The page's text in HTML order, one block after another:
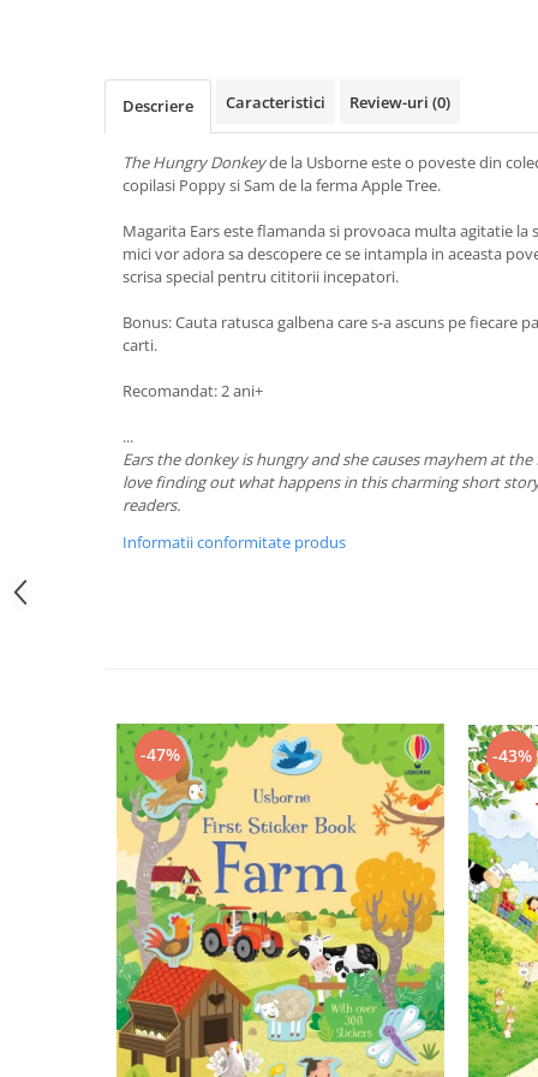
Descriere Caracteristici Review-uri (0)
The Hungry Donkeyde la Usborne este o poveste din
copilasi Poppy si Sam de la ferma Apple Tree.
Magarita Ears este flamanda si provoaca multa agitatie la
mici vor adora sa descopere ce se intampla in aceasta
scrisa special pentru cititorii incepatori.
Bonus: Cauta ratusca galbena care s-a ascuns pe fiecare
carti.
Recomandat: 2 ani+
...
Ears the donkey is hungry and she causes mayhem at
love finding out what happens in this charming short
readers.
Informatii conformitate produs
-47% -43%